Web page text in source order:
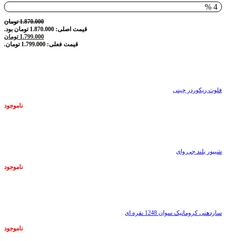
4 %
1.870.000 تومان
قیمت اصلی: 1.870.000 تومان بود.
1.799.000 تومان
قیمت فعلی: 1.799.000 تومان.
فلوت ریکوردر چینی
ناموجود
شیپور بلند جی وای
ناموجود
سازدهنی کروماتیک سوان 1248 نقره ای
ناموجود